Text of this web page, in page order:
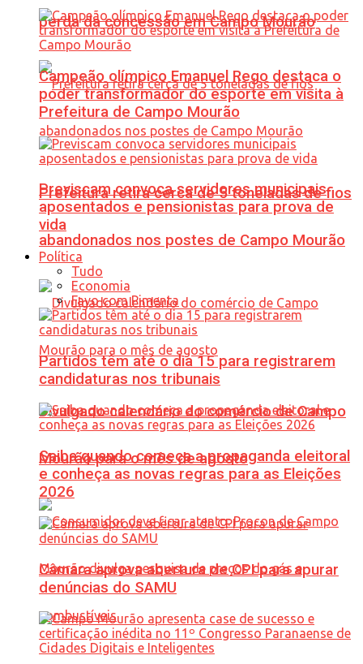
perda da concessão em Campo Mourão
Prefeitura retira cerca de 5 toneladas de fios
abandonados nos postes de Campo Mourão
Divulgado calendário do comércio de Campo
Mourão para o mês de agosto
Campeão olímpico Emanuel Rego destaca o
poder transformador do esporte em visita à
Prefeitura de Campo Mourão
Previscam convoca servidores municipais
aposentados e pensionistas para prova de
vida
Política
Tudo
Economia
Favo com Pimenta
Partidos têm até o dia 15 para registrarem
candidaturas nos tribunais
Saiba quando começa a propaganda eleitoral
e conheça as novas regras para as Eleições
2026
Câmara aprova abertura de CPI para apurar
denúncias do SAMU